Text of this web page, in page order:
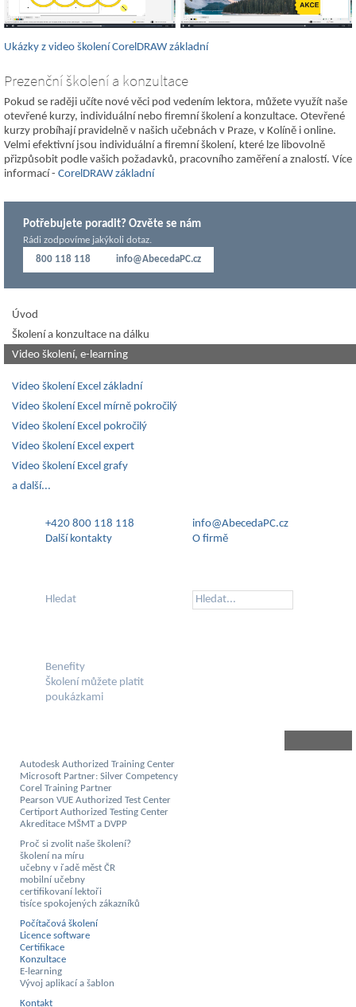
Ukázky z video školení CorelDRAW základní
Prezenční školení a konzultace
Pokud se raději učíte nové věci pod vedením lektora, můžete využít naše
otevřené kurzy, individuální nebo firemní školení a konzultace. Otevřené
kurzy probíhají pravidelně v našich učebnách v Praze, v Kolíně i online.
Velmi efektivní jsou individuální a firemní školení, které lze libovolně
přizpůsobit podle vašich požadavků, pracovního zaměření a znalostí. Více
informací - CorelDRAW základní
Potřebujete poradit? Ozvěte se nám
Rádi zodpovíme jakýkoli dotaz.
800 118 118
info@AbecedaPC.cz
Úvod
Školení a konzultace na dálku
Video školení, e-learning
Video školení Excel základní
Video školení Excel mírně pokročilý
Video školení Excel pokročilý
Video školení Excel expert
Video školení Excel grafy
a další...
+420 800 118 118
info@AbecedaPC.cz
Další kontakty
O firmě
Hledat
Benefity
Školení můžete platit
poukázkami
Autodesk Authorized Training Center
Microsoft Partner: Silver Competency
Corel Training Partner
Pearson VUE Authorized Test Center
Certiport Authorized Testing Center
Akreditace MŠMT a DVPP
Proč si zvolit naše školení?
školení na míru
učebny v řadě měst ČR
mobilní učebny
certifikovaní lektoři
tisíce spokojených zákazníků
Počítačová školení
Licence software
Certifikace
Konzultace
E-learning
Vývoj aplikací a šablon
Kontakt